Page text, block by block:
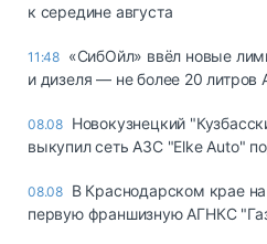
к середине августа
11:48 «СибОйл» ввёл новые
и дизеля — не более 20 литров
08.08 Новокузнецкий
выкупил сеть АЗС "Elke Auto"
08.08 В Краснодарском крае
первую франшизную АГНКС